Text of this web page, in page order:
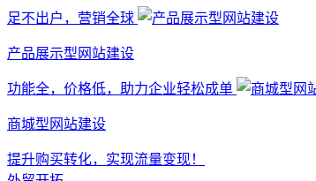
足不出户，营销全球
产品展示型网站建设
功能全，价格低，助力企业轻松成单
商城型网站建设
提升购买转化，实现流量变现！